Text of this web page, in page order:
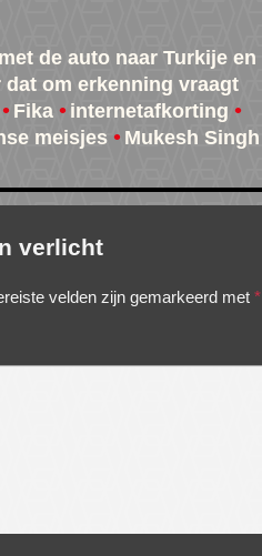
met de auto naar Turkije en
om erkenning vraagt
Fika
internetafkorting
meisjes Mukesh Singh
verlicht
velden zijn gemarkeerd met *